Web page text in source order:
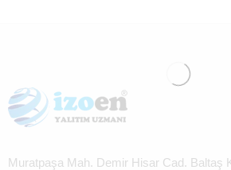
Muratpaşa Mah. Demir Hisar Cad. Baltaş